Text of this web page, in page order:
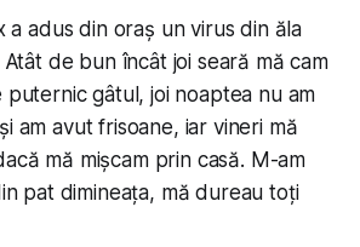
a adus din oraș un virus din ăla
de bun încât joi seară mă cam
gâtul, joi noaptea nu am
am avut frisoane, iar vineri mă
mă mișcam prin casă. M-am
pat dimineața, mă dureau toți